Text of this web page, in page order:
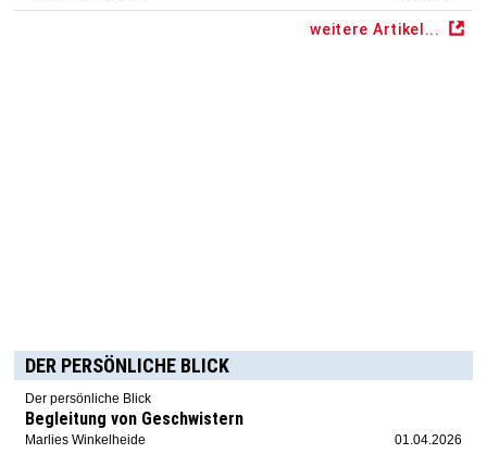
weitere Artikel...
DER PERSÖNLICHE BLICK
Der persönliche Blick
Begleitung von Geschwistern
Marlies Winkelheide 01.04.2026